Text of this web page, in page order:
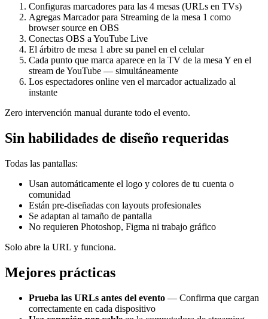
Configuras marcadores para las 4 mesas (URLs en TVs)
Agregas Marcador para Streaming de la mesa 1 como
browser source en OBS
Conectas OBS a YouTube Live
El árbitro de mesa 1 abre su panel en el celular
Cada punto que marca aparece en la TV de la mesa Y en el
stream de YouTube — simultáneamente
Los espectadores online ven el marcador actualizado al
instante
Zero intervención manual durante todo el evento.
Sin habilidades de diseño requeridas
Todas las pantallas:
Usan automáticamente el logo y colores de tu cuenta o
comunidad
Están pre-diseñadas con layouts profesionales
Se adaptan al tamaño de pantalla
No requieren Photoshop, Figma ni trabajo gráfico
Solo abre la URL y funciona.
Mejores prácticas
Prueba las URLs antes del evento — Confirma que cargan
correctamente en cada dispositivo